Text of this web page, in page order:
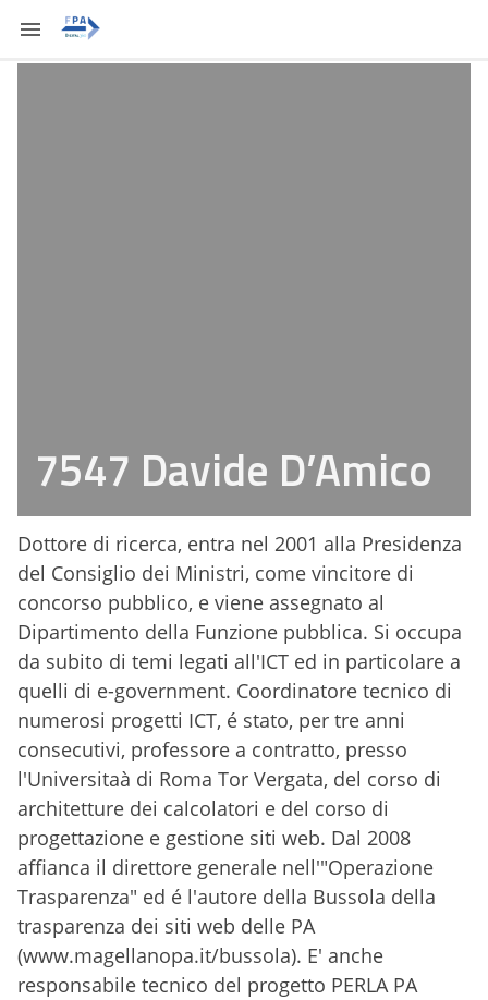
7547 Davide D’Amico
Dottore di ricerca, entra nel 2001 alla Presidenza
del Consiglio dei Ministri, come vincitore di
concorso pubblico, e viene assegnato al
Dipartimento della Funzione pubblica. Si occupa
da subito di temi legati all'ICT ed in particolare a
quelli di e-government. Coordinatore tecnico di
numerosi progetti ICT, é stato, per tre anni
consecutivi, professore a contratto, presso
l'Universitaà di Roma Tor Vergata, del corso di
architetture dei calcolatori e del corso di
progettazione e gestione siti web. Dal 2008
affianca il direttore generale nell'"Operazione
Trasparenza" ed é l'autore della Bussola della
trasparenza dei siti web delle PA
(www.magellanopa.it/bussola). E' anche
responsabile tecnico del progetto PERLA PA